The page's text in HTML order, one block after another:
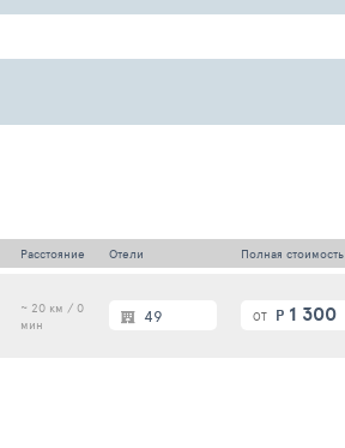
Расстояние Отели Полная стоимость
~ 20 км / 0
мин
49 ОТ Р 1 300